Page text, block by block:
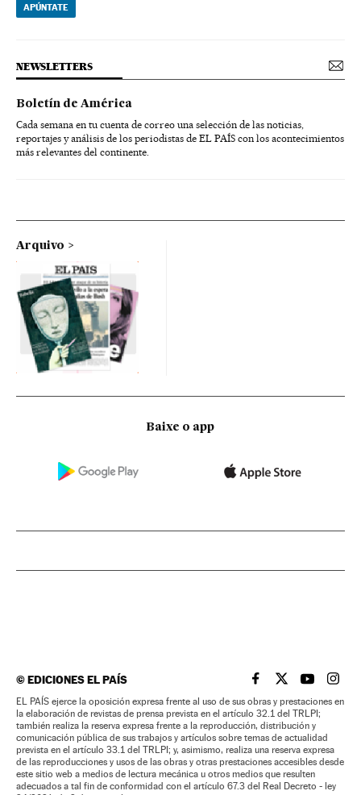
APÚNTATE
NEWSLETTERS
Boletín de América
Cada semana en tu cuenta de correo una selección de las noticias,
reportajes y análisis de los periodistas de EL PAÍS con los acontecimientos
más relevantes del continente.
Arquivo
Baixe o app
©EDICIONES EL PAÍS EL PAÍS BRASIL EN
EL PAÍSEL PAÍS
EL
EL PAÍS ejerce la oposición expresa frente al uso de sus obras y prestaciones en
la elaboración de revistas de prensa prevista en el artículo 32.1 del TRLPI;
también realiza la reserva expresa frente a la reproducción, distribución y
comunicación pública de sus trabajos y artículos sobre temas de actualidad
prevista en el artículo 33.1 del TRLPI; y, asimismo, realiza una reserva expresa
de las reproducciones y usos de las obras y otras prestaciones accesibles desde
este sitio web a medios de lectura mecánica u otros medios que resulten
adecuados a tal fin de conformidad con el artículo 67.3 del Real Decreto - ley